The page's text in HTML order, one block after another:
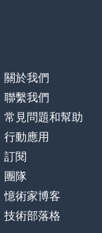
關於我們
聯繫我們
常見問題和幫助
行動應用
訂閱
團隊
憶術家博客
技術部落格